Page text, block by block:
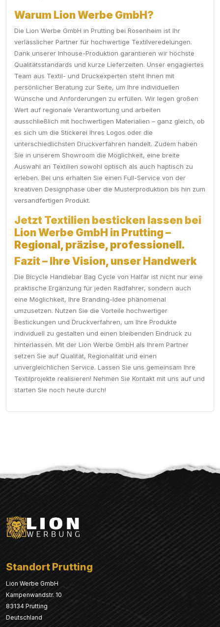
Warum Lion Werbe GmbH?
Die Lion Werbe GmbH in Prutting bei Rosenheim ist Ihr
verlässlicher Partner für hochwertige Textilveredelungen.
Dank unserer Inhouse-Produktion garantieren wir höchste
Qualitätsstandards und kurze Lieferzeiten. Unser engagiertes
Team aus Textil- und Druckexperten steht Ihnen mit
persönlicher Beratung zur Seite, um Ihre individuellen
Wünsche und Anforderungen zu erfüllen. Wir legen großen
Wert auf regionale Verantwortung und arbeiten
ausschließlich mit hochwertigen Materialien – ganz gleich, ob
es sich um die Stickerei Ihres Logos oder die
unterschiedlichsten Druckverfahren handelt. Zudem haben
Sie in unserem Showroom die Möglichkeit, eine breite
Auswahl an Textilien sowohl optisch als auch haptisch zu
erleben. Bei uns erhalten Sie einen Full-Service von der
kreativen Designphase über die Musterproduktion bis hin zum
versandfertigen Produkt.
Jetzt Textilien besticken lassen bei
Lion Werbe GmbH in Prutting –
Regional, präzise, professionell.
Fazit – Ihre Vision, unser Handwerk
Die Bicycle Handlebar Bag Cycle von Halfar ist nicht nur eine
praktische Ergänzung für jeden Radfahrer, sondern auch
eine Möglichkeit, Ihre Branding-Idee phänomenal
umzusetzen. Nutzen Sie die Vorteile hochwertiger
Bestickungen und Druckverfahren, um Ihre Produkte
individuell zu gestalten und einen bleibenden Eindruck zu
hinterlassen. Mit der Lion Werbe GmbH als Ihrem Partner
setzen Sie auf Qualität, Regionalität und einen
unvergleichlichen Service. Lassen Sie uns gemeinsam Ihre
Textilprojekte realisieren! Nehmen Sie Kontakt mit uns auf und
starten Sie noch heute durch!
Standort Prutting
Lion Werbe GmbH
Kampenwandstr. 10
83134 Prutting
Deutschland